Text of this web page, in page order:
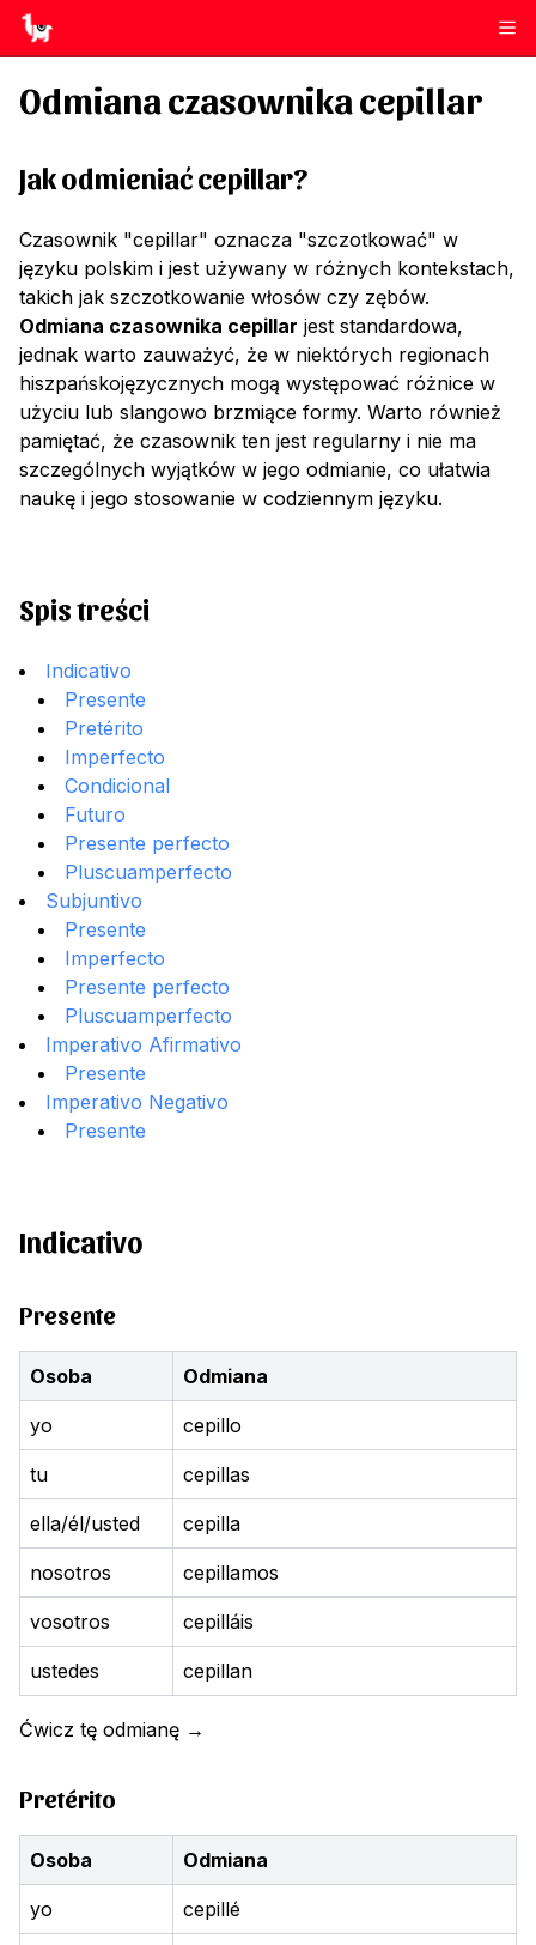
Odmiana czasownikacepillar
Jak odmieniaćcepillar?
Czasownik "cepillar" oznacza "szczotkować" w
języku polskim i jest używany w różnych kontekstach,
takich jak szczotkowanie włosów czy zębów.
Odmiana czasownika cepillar jest standardowa,
jednak warto zauważyć, że w niektórych regionach
hiszpańskojęzycznych mogą występować różnice w
użyciu lub slangowo brzmiące formy. Warto również
pamiętać, że czasownik ten jest regularny i nie ma
szczególnych wyjątków w jego odmianie, co ułatwia
naukę i jego stosowanie w codziennym języku.
Spis treści
Indicativo
Presente
Pretérito
Imperfecto
Condicional
Futuro
Presente perfecto
Pluscuamperfecto
Subjuntivo
Presente
Imperfecto
Presente perfecto
Pluscuamperfecto
Imperativo Afirmativo
Presente
Imperativo Negativo
Presente
Indicativo
Presente
Osoba Odmiana
yo cepillo
tu cepillas
ella/él/usted cepilla
nosotros cepillamos
vosotros cepilláis
ustedes cepillan
Ćwicz tę odmianę →
Pretérito
Osoba Odmiana
yo cepillé